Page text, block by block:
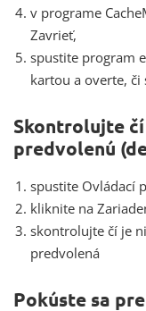
v programe
Zavrieť,
spustite program
kartou a overte,
Skontrolujte
predvolenú
spustite Ovládací
kliknite na
skontrolujte čí je
predvolená
Pokúste sa